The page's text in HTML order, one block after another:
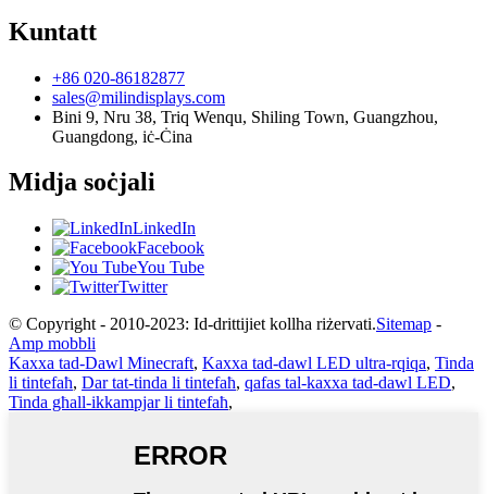
Kuntatt
+86 020-86182877
sales@milindisplays.com
Bini 9, Nru 38, Triq Wenqu, Shiling Town, Guangzhou,
Guangdong, iċ-Ċina
Midja soċjali
LinkedIn
Facebook
You Tube
Twitter
© Copyright - 2010-2023: Id-drittijiet kollha riżervati.Sitemap -
Amp mobbli
Kaxxa tad-Dawl Minecraft, Kaxxa tad-dawl LED ultra-rqiqa, Tinda
li tintefaħ, Dar tat-tinda li tintefaħ, qafas tal-kaxxa tad-dawl LED,
Tinda għall-ikkampjar li tintefaħ,